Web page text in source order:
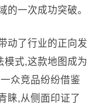
的一次成功突破。
动了行业的正向发
模式,这款地图成为
众竞品纷纷借鉴
睐,从侧面印证了